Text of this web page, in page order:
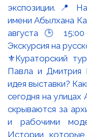
⚜️Кураторский
Павла и Дмитрия
идея выставки?
сегодня на
скрываются за
и рабочими
Истории,